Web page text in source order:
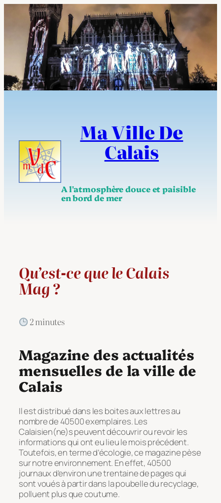
contenu
Ma Ville De
Calais
A l'atmosphère douce et paisible
en bord de mer
Qu’est-ce que le Calais
Mag ?
2 minutes
Magazine des actualités
mensuelles de la ville de
Calais
Il est distribué dans les boites aux lettres au
nombre de 40500 exemplaires. Les
Calaisien(ne)s peuvent découvrir ou revoir les
informations qui ont eu lieu le mois précédent.
Toutefois, en terme d’écologie, ce magazine pèse
sur notre environnement. En effet, 40500
journaux d’environ une trentaine de pages qui
sont voués à partir dans la poubelle du recyclage,
polluent plus que coutume.